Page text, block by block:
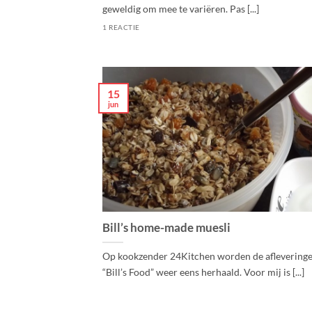
geweldig om mee te variëren. Pas [...]
1 REACTIE
Bill’s home-made muesli
Op kookzender 24Kitchen worden de
“Bill’s Food” weer eens herhaald. Voor mij is [...]
15
jun